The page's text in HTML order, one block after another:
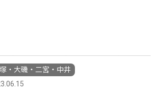
・大磯・二宮・中井